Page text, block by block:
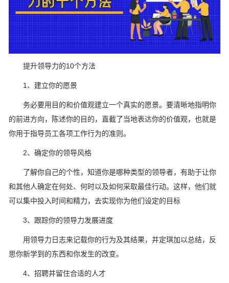
提升领导力的10个方法
1、建立你的愿景
务必要用目的和价值观建立一个真实的愿景。要清晰地指明你
的前进方向，陈述你的目的，直截了当地表达你的价值观，也就是
你用于指导员工各项工作行为的准则。
2、确定你的领导风格
了解你自己的个性，知道你是哪种类型的领导者，有助于让你
和其他人确定在何处、何时以及如何采取最佳行动。这样，他们就
可以集中投入时间和精力，去实现你为他们设定的目标
3、跟踪你的领导力发展进度
用领导力日志来记载你的行为及其结果，并定琪加以总结，反
思你新学到的东西和你发生的改变。
4、招聘并留住合适的人才